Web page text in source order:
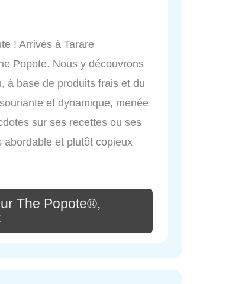
! Arrivés à Tarare
Popote. Nous y découvrons
à base de produits frais et du
et dynamique, menée
sur ses recettes ou ses
abordable et plutôt copieux
The Popote®,